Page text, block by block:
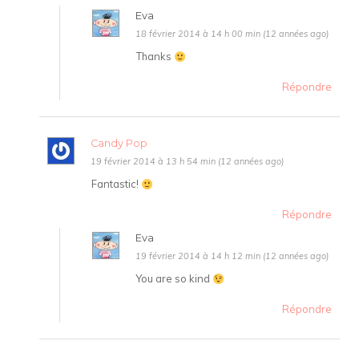
Eva
18 février 2014 à 14 h 00 min (12 années ago)
Thanks
Répondre
Candy Pop
19 février 2014 à 13 h 54 min (12 années ago)
Fantastic!
Répondre
Eva
19 février 2014 à 14 h 12 min (12 années ago)
You are so kind
Répondre